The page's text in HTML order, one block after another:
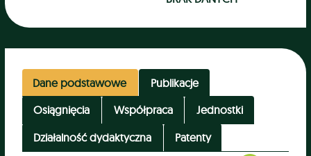
Dane podstawowe
Publikacje
Osiągnięcia
Współpraca
Jednostki
Działalność dydaktyczna
Patenty